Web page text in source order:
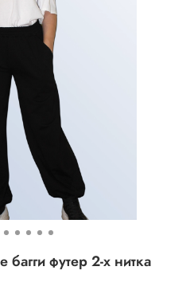
футер 2-х нитка